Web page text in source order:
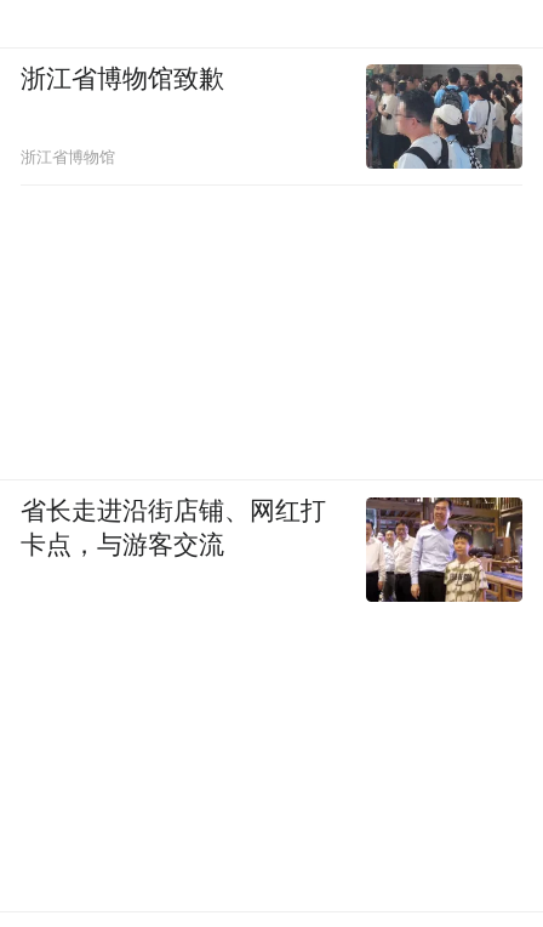
浙江省博物馆致歉
浙江省博物馆
省长走进沿街店铺、网红打
卡点，与游客交流